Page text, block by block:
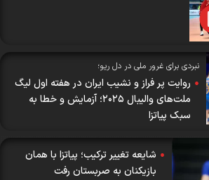
نبردی برای غرور ملی در دل ریو؛
روایت پر فراز و نشیب ایران در هفته اول لیگ
ملت‌های والیبال ۲۰۲۵؛ آزمایش و خطا به
سبک پیاتزا
شایعه تغییر ترکیب؛ پیاتزا با همان
بازیکنان به صربستان رفت